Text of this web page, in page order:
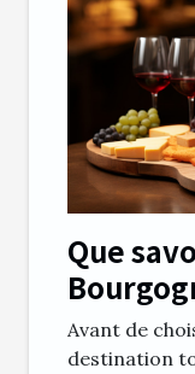
Que
Avant de
destination